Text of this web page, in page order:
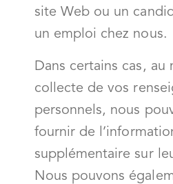
site Web ou un
un emploi chez nous.
Dans certains cas, au
collecte de vos
personnels, nous
fournir de
supplémentaire sur
Nous pouvons